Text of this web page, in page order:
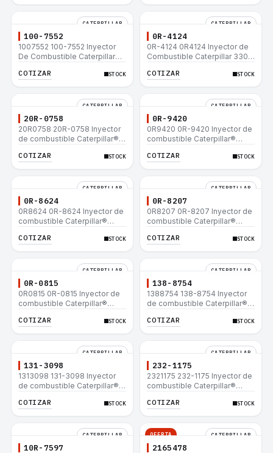
CATERPILLAR
100-7552
1007552 100-7552 Inyector
De Combustible Caterpillar®
12H 140G 950B
COTIZAR STOCK
CATERPILLAR
0R-4124
0R-4124 0R4124 Inyector de
Combustible Caterpillar 3306
160H D6R D6H D6R
COTIZAR STOCK
CATERPILLAR
20R-0758
20R0758 20R-0758 Inyector
de combustible Caterpillar®
657E 631E 988F II
COTIZAR STOCK
CATERPILLAR
0R-9420
0R9420 0R-9420 Inyector de
combustible Caterpillar®
657E 631E 988F II
COTIZAR STOCK
CATERPILLAR
0R-8624
0R8624 0R-8624 Inyector de
combustible Caterpillar®
657E 631E 988F II
COTIZAR STOCK
CATERPILLAR
0R-8207
0R8207 0R-8207 Inyector de
combustible Caterpillar®
657E 631E 988F II
COTIZAR STOCK
CATERPILLAR
0R-0815
0R0815 0R-0815 Inyector de
combustible Caterpillar®
657E 631E 988F II
COTIZAR STOCK
CATERPILLAR
138-8754
1388754 138-8754 Inyector
de combustible Caterpillar®
657E 631E 988F II
COTIZAR STOCK
CATERPILLAR
131-3098
1313098 131-3098 Inyector
de combustible Caterpillar®
657E 631E 988F II
COTIZAR STOCK
CATERPILLAR
232-1175
2321175 232-1175 Inyector de
combustible Caterpillar®
657E 631E 988F II
COTIZAR STOCK
CATERPILLAR
10R-7597
OFERTA CATERPILLAR
2165478